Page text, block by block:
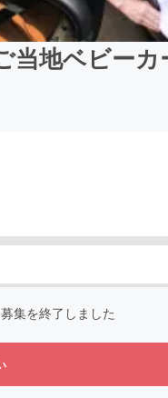
当地ベビーカ
集を終了しました